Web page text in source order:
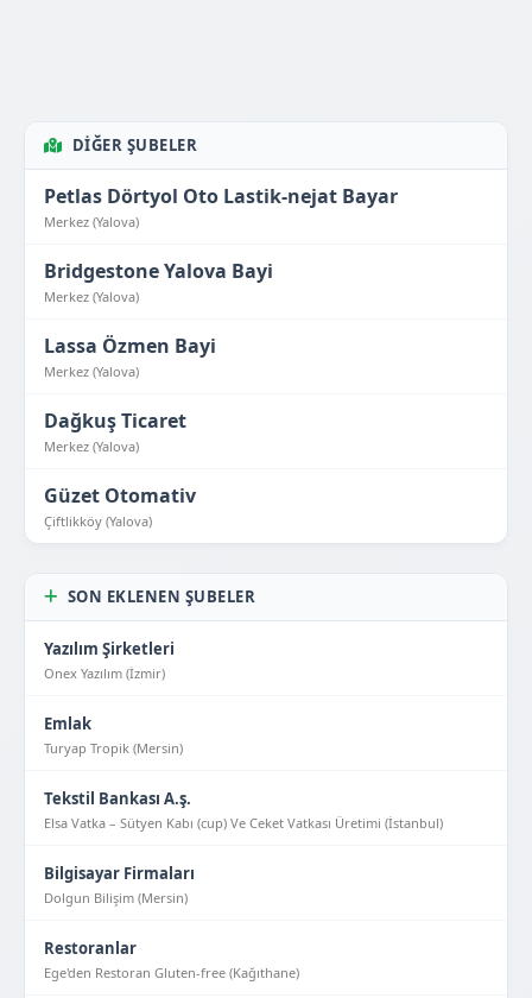
DIĞER ŞUBELER
Petlas Dörtyol Oto Lastik-nejat Bayar
Merkez (Yalova)
Bridgestone Yalova Bayi
Merkez (Yalova)
Lassa Özmen Bayi
Merkez (Yalova)
Dağkuş Ticaret
Merkez (Yalova)
Güzet Otomativ
Çiftlikköy (Yalova)
SON EKLENEN ŞUBELER
Yazılım Şirketleri
Onex Yazılım (İzmir)
Emlak
Turyap Tropik (Mersin)
Tekstil Bankası A.ş.
Elsa Vatka – Sütyen Kabı (cup) Ve Ceket Vatkası Üretimi (İstanbul)
Bilgisayar Firmaları
Dolgun Bilişim (Mersin)
Restoranlar
Ege'den Restoran Gluten-free (Kağıthane)